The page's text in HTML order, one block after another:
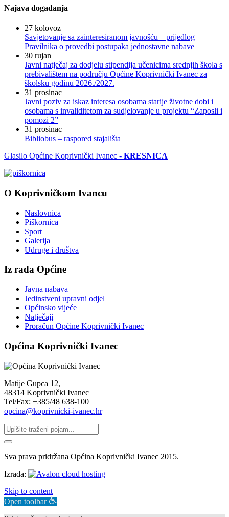
Najava događanja
27 kolovoz
Savjetovanje sa zainteresiranom javnošću – prijedlog
Pravilnika o provedbi postupaka jednostavne nabave
30 rujan
Javni natječaj za dodjelu stipendija učenicima srednjih škola s
prebivalištem na području Općine Koprivnički Ivanec za
školsku godinu 2026./2027.
31 prosinac
Javni poziv za iskaz interesa osobama starije životne dobi i
osobama s invaliditetom za sudjelovanje u projektu “Zaposli i
pomozi 2”
31 prosinac
Bibliobus – raspored stajališta
Glasilo Općine Koprivnički Ivanec - KRESNICA
O Koprivničkom Ivancu
Naslovnica
Piškornica
Sport
Galerija
Udruge i društva
Iz rada Općine
Javna nabava
Jedinstveni upravni odjel
Općinsko vijeće
Natječaji
Proračun Općine Koprivnički Ivanec
Općina Koprivnički Ivanec
Matije Gupca 12,
48314 Koprivnički Ivanec
Tel/Fax: +385/48 638-100
opcina@koprivnicki-ivanec.hr
Sva prava pridržana Općina Koprivnički Ivanec 2015.
Izrada:
Skip to content
Open toolbar